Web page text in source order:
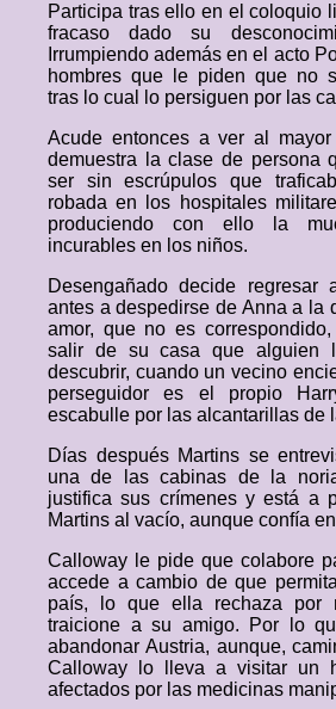
Participa tras ello en el coloquio
fracaso dado su
Irrumpiendo además en el acto
hombres que le piden que no
tras lo cual lo persiguen por las
Acude entonces a ver al
demuestra la clase de persona
ser sin escrúpulos que
robada en los hospitales
produciendo con ello la
incurables en los niños.
Desengañado decide
antes a despedirse de Anna a la
amor, que no es
salir de su casa que alguien
descubrir, cuando un vecino
perseguidor es el propio
escabulle por las alcantarillas de
Días después Martins se
una de las cabinas de la
justifica sus crímenes y está a
Martins al vacío, aunque confía
Calloway le pide que colabore
accede a cambio de que
país, lo que ella rechaza por
traicione a su amigo. Por lo
abandonar Austria, aunque,
Calloway lo lleva a visitar un
afectados por las medicinas